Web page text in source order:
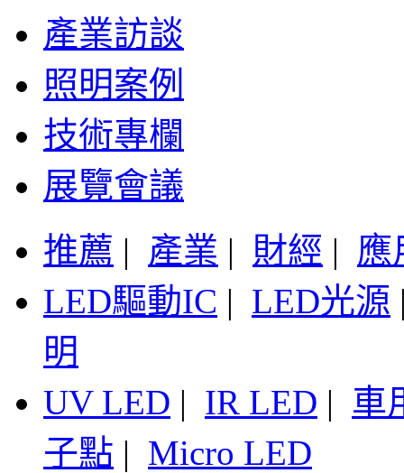
產業訪談
照明案例
技術專欄
展覽會議
推薦 | 產業 | 財經 | 應
LED驅動IC | LED光源
明
UV LED | IR LED | 車
子點 | Micro LED